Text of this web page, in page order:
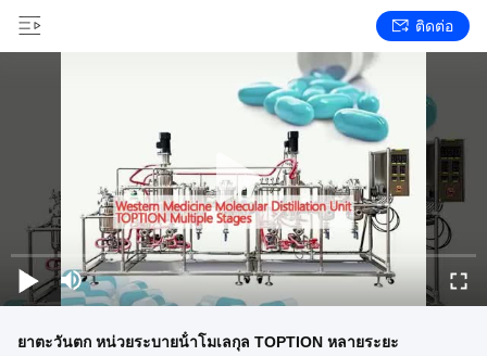
ติดต่อ
ยาตะวันตก หน่วยระบายน้ําโมเลกุล TOPTION หลายระยะ